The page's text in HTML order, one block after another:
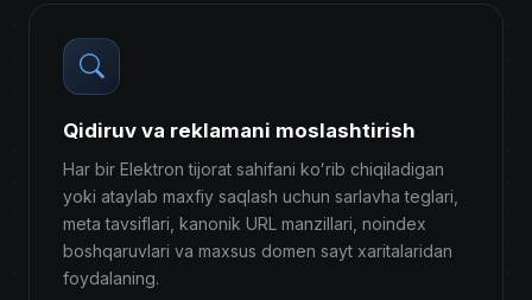
Qidiruv va reklamani moslashtirish
Har bir Elektron tijorat sahifani koʻrib chiqiladigan
yoki ataylab maxfiy saqlash uchun sarlavha teglari,
meta tavsiflari, kanonik URL manzillari, noindex
boshqaruvlari va maxsus domen sayt xaritalaridan
foydalaning.